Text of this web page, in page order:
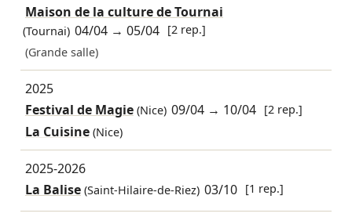
Maison de la culture de Tournai
(Tournai) 04/04 →05/04 [2 rep.]
(Grande salle)
2025
Festival de Magie(Nice) 09/04 → 10/04 [2 rep.]
La Cuisine (Nice)
2025-2026
La Balise(Saint-Hilaire-de-Riez) 03/10 [1 rep.]